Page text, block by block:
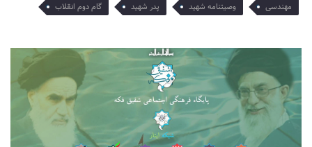
مهندسی
وصیتنامه شهید پدر شهید گام دوم انقلاب